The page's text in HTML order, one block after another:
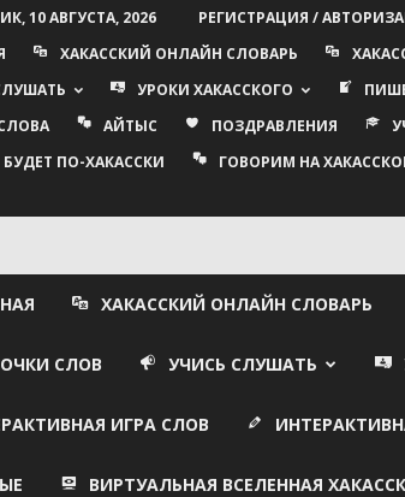
10 АВГУСТА, 2026
РЕГИСТРАЦИЯ /
ХАКАССКИЙ ОНЛАЙН СЛОВАРЬ
УРОКИ ХАКАССКОГО
АЙТЫС ПОЗДРАВЛЕНИЯ
БУДЕТ ПО-ХАКАССКИ
ГОВОРИМ НА
ХАКАССКИЙ ОНЛАЙН СЛОВАРЬ
СЛОВ УЧИСЬ СЛУШАТЬ
ИГРА СЛОВ
ВИРТУАЛЬНАЯ ВСЕЛЕННАЯ